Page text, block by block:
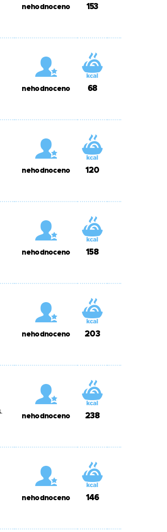
nehodnoceno 153
nehodnoceno 68
nehodnoceno 120
nehodnoceno 158
nehodnoceno 203
nehodnoceno 238
nehodnoceno 146